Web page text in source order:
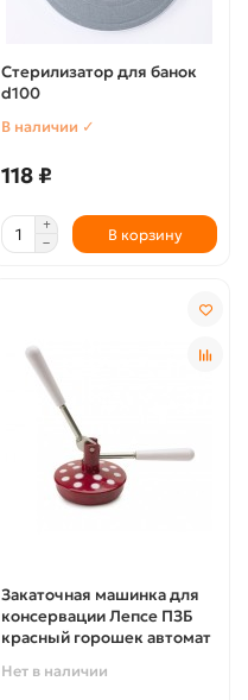
Стерилизатор для банок
d100
В наличии ✓
118 ₽
В корзину
Закаточная машинка для
консервации Лепсе ПЗБ
красный горошек автомат
Нет в наличии